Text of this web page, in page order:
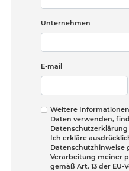
Unternehmen
E-mail
Weitere
Daten verwenden,
Datenschutzerklärung
Ich erkläre
Datenschutzhinweise
Verarbeitung meiner
gemäß Art. 13 der EU-